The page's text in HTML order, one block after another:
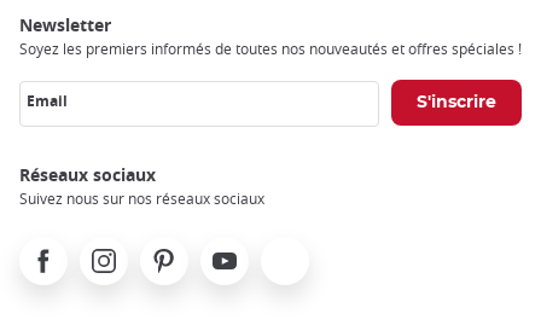
Newsletter
Soyez les premiers informés de toutes nos nouveautés et offres spéciales !
Email
Réseaux sociaux
Suivez nous sur nos réseaux sociaux
FacebookInstagramPinterest Youtube